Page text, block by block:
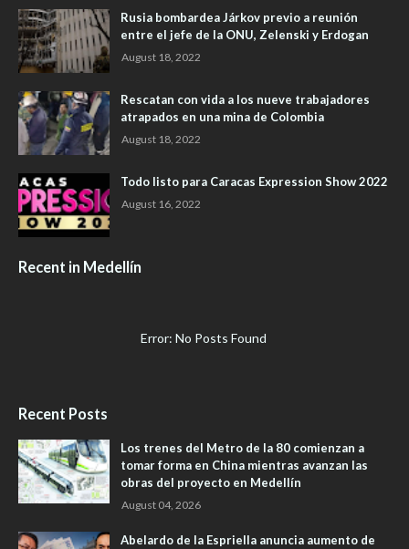
Rusia bombardea Járkov previo a reunión
entre el jefe de la ONU, Zelenski y Erdogan
August 18, 2022
Rescatan con vida a los nueve trabajadores
atrapados en una mina de Colombia
August 18, 2022
Todo listo para Caracas Expression Show 2022
August 16, 2022
Recent in Medellín
Error: No Posts Found
Recent Posts
Los trenes del Metro de la 80 comienzan a
tomar forma en China mientras avanzan las
obras del proyecto en Medellín
August 04, 2026
Abelardo de la Espriella anuncia aumento de